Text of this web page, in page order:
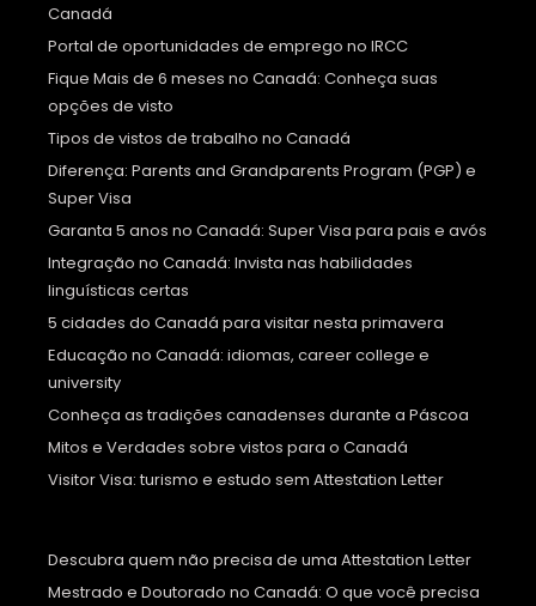
Canadá
Portal de oportunidades de emprego no IRCC
Fique Mais de 6 meses no Canadá: Conheça suas
opções de visto
Tipos de vistos de trabalho no Canadá
Diferença: Parents and Grandparents Program (PGP) e
Super Visa
Garanta 5 anos no Canadá: Super Visa para pais e avós
Integração no Canadá: Invista nas habilidades
linguísticas certas
5 cidades do Canadá para visitar nesta primavera
Educação no Canadá: idiomas, career college e
university
Conheça as tradições canadenses durante a Páscoa
Mitos e Verdades sobre vistos para o Canadá
Visitor Visa: turismo e estudo sem Attestation Letter
Descubra quem não precisa de uma Attestation Letter
Mestrado e Doutorado no Canadá: O que você precisa